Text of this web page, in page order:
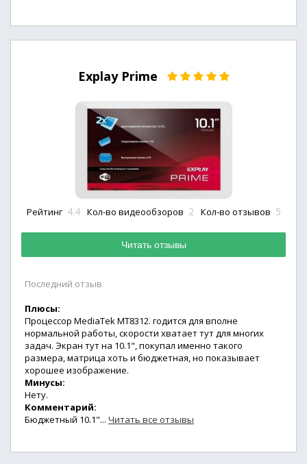
Explay Prime
Рейтинг 4.4 Кол-во отзывов 5
Кол-во видеообзоров 2
Читать отзывы
Последний отзыв
Плюсы:
Процессор MediaTek MT8312. годится для вполне
нормальной работы, скорости хватает тут для многих
задач. Экран тут на 10.1", покупал именно такого
размера, матрица хоть и бюджетная, но показывает
хорошее изображение.
Минусы:
Нету.
Комментарий:
Бюджетный 10.1"... Читать все отзывы